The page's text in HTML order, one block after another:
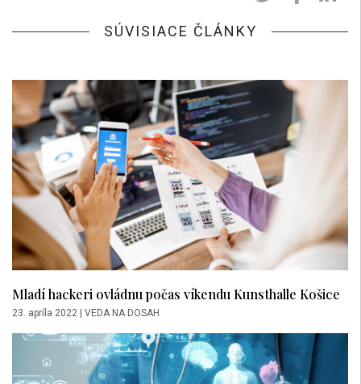
SÚVISIACE ČLÁNKY
Mladí hackeri ovládnu počas víkendu Kunsthalle Košice
23. apríla 2022 | VEDA NA DOSAH